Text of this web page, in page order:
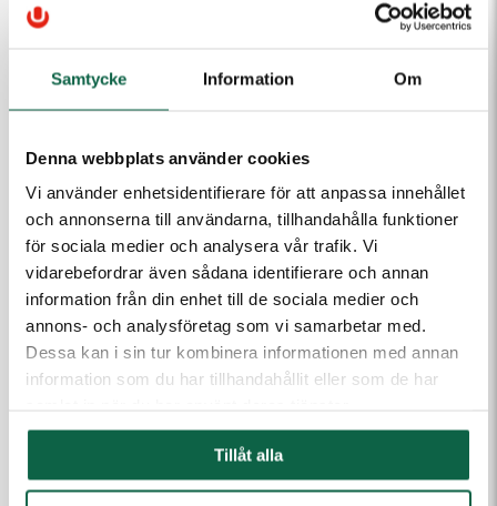
Samtycke Information Om
Denna webbplats använder cookies
Vi använder enhetsidentifierare för att anpassa innehållet
och annonserna till användarna, tillhandahålla funktioner
för sociala medier och analysera vår trafik. Vi
vidarebefordrar även sådana identifierare och annan
information från din enhet till de sociala medier och
annons- och analysföretag som vi samarbetar med.
Dessa kan i sin tur kombinera informationen med annan
information som du har tillhandahållit eller som de har
Tillåt alla
15 st
1 787,50 kr/st
20 st
1 725,00 kr/st
30 st
50 st
Lägg i varukorgen
PRODUKTEGENSKAPER
Höjd (mm)
2000
Bredd (mm)
3000
Monteringsanvisning (PDF)
Talt_monteringsanvisning.pdf